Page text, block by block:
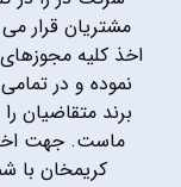
مشتریان قرار
اخذ کلیه
نموده و در
برند متقاضیان
ماست. جهت
کریمخان با شماره ۰۲۱۸۷۱۴۶ تماس